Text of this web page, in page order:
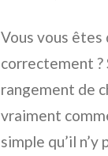
Vous vous
correctement ?
rangement de
vraiment
simple qu’il